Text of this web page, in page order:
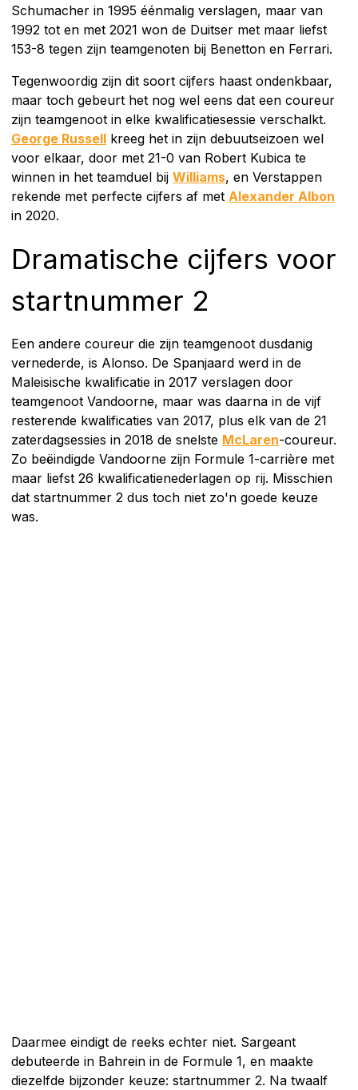
Schumacher in 1995 éénmalig verslagen, maar van
1992 tot en met 2021 won de Duitser met maar liefst
153-8 tegen zijn teamgenoten bij Benetton en Ferrari.
Tegenwoordig zijn dit soort cijfers haast ondenkbaar,
maar toch gebeurt het nog wel eens dat een coureur
zijn teamgenoot in elke kwalificatiesessie verschalkt.
George Russell kreeg het in zijn debuutseizoen wel
voor elkaar, door met 21-0 van Robert Kubica te
winnen in het teamduel bij Williams, en Verstappen
rekende met perfecte cijfers af met Alexander Albon
in 2020.
Dramatische cijfers voor
startnummer 2
Een andere coureur die zijn teamgenoot dusdanig
vernederde, is Alonso. De Spanjaard werd in de
Maleisische kwalificatie in 2017 verslagen door
teamgenoot Vandoorne, maar was daarna in de vijf
resterende kwalificaties van 2017, plus elk van de 21
zaterdagsessies in 2018 de snelste McLaren-coureur.
Zo beëindigde Vandoorne zijn Formule 1-carrière met
maar liefst 26 kwalificatienederlagen op rij. Misschien
dat startnummer 2 dus toch niet zo'n goede keuze
was.
Daarmee eindigt de reeks echter niet. Sargeant
debuteerde in Bahrein in de Formule 1, en maakte
diezelfde bijzonder keuze: startnummer 2. Na twaalf